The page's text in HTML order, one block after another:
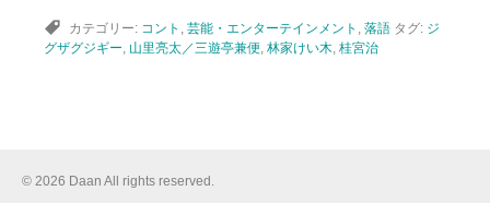
カテゴリー: コント , 芸能・エンターテインメント , 落語 タグ: ジ
グザグジギー, 山里亮太／三遊亭兼便, 林家けい木, 桂宮治
© 2026 Daan All rights reserved.